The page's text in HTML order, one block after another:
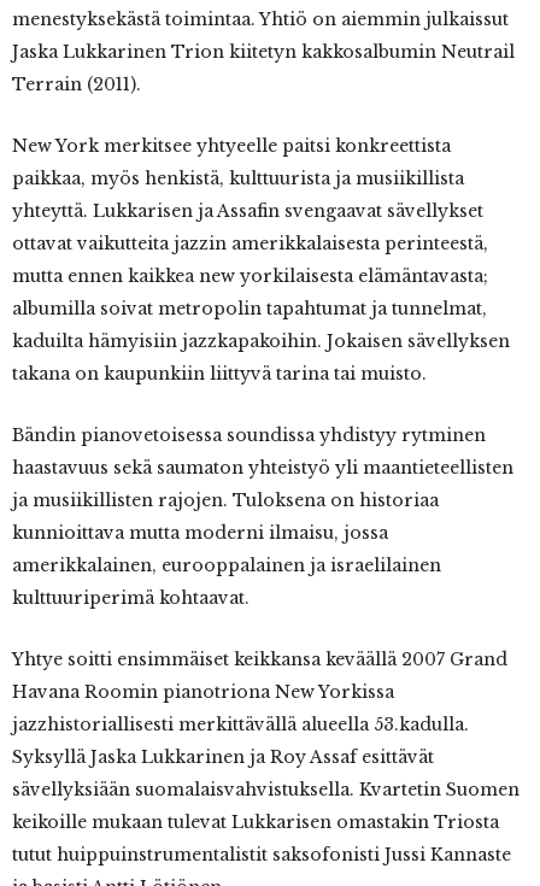
menestyksekästä toimintaa. Yhtiö on aiemmin julkaissut
Jaska Lukkarinen Trion kiitetyn kakkosalbumin Neutrail
Terrain (2011).
New York merkitsee yhtyeelle paitsi konkreettista
paikkaa, myös henkistä, kulttuurista ja musiikillista
yhteyttä. Lukkarisen ja Assafin svengaavat sävellykset
ottavat vaikutteita jazzin amerikkalaisesta perinteestä,
mutta ennen kaikkea new yorkilaisesta elämäntavasta;
albumilla soivat metropolin tapahtumat ja tunnelmat,
kaduilta hämyisiin jazzkapakoihin. Jokaisen sävellyksen
takana on kaupunkiin liittyvä tarina tai muisto.
Bändin pianovetoisessa soundissa yhdistyy rytminen
haastavuus sekä saumaton yhteistyö yli maantieteellisten
ja musiikillisten rajojen. Tuloksena on historiaa
kunnioittava mutta moderni ilmaisu, jossa
amerikkalainen, eurooppalainen ja israelilainen
kulttuuriperimä kohtaavat.
Yhtye soitti ensimmäiset keikkansa keväällä 2007 Grand
Havana Roomin pianotriona New Yorkissa
jazzhistoriallisesti merkittävällä alueella 53.kadulla.
Syksyllä Jaska Lukkarinen ja Roy Assaf esittävät
sävellyksiään suomalaisvahvistuksella. Kvartetin Suomen
keikoille mukaan tulevat Lukkarisen omastakin Triosta
tutut huippuinstrumentalistit saksofonisti Jussi Kannaste